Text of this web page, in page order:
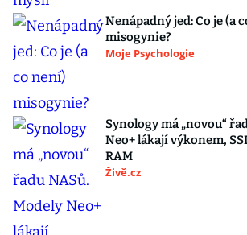
Nenápadný jed: Co je (a
misogynie?
Moje Psychologie
Synology má „novou“
Neo+ lákají výkonem,
RAM
Živě.cz